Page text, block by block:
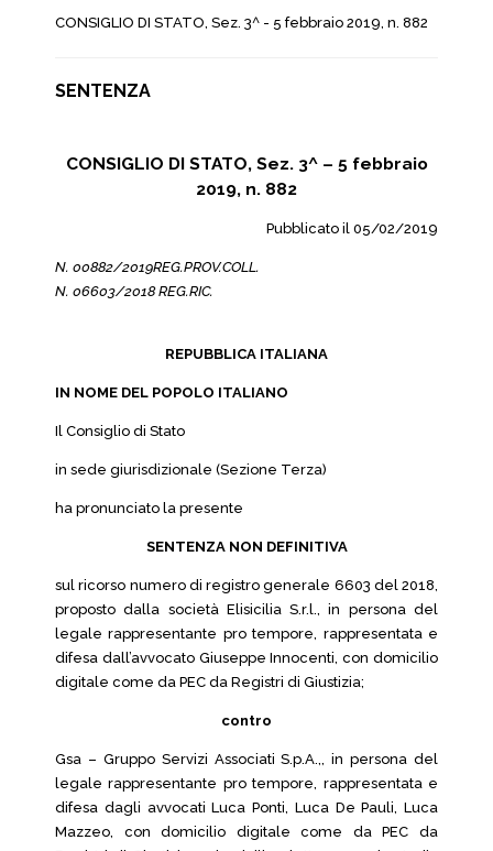
CONSIGLIO DI STATO, Sez. 3^ - 5 febbraio 2019, n. 882
SENTENZA
CONSIGLIO DI STATO, Sez. 3^ – 5 febbraio
2019, n. 882
Pubblicato il 05/02/2019
N. 00882/2019REG.PROV.COLL.
N. 06603/2018 REG.RIC.
REPUBBLICA ITALIANA
IN NOME DEL POPOLO ITALIANO
Il Consiglio di Stato
in sede giurisdizionale (Sezione Terza)
ha pronunciato la presente
SENTENZA NON DEFINITIVA
sul ricorso numero di registro generale 6603 del 2018,
proposto dalla società Elisicilia S.r.l., in persona del
legale rappresentante pro tempore, rappresentata e
difesa dall’avvocato Giuseppe Innocenti, con domicilio
digitale come da PEC da Registri di Giustizia;
contro
Gsa – Gruppo Servizi Associati S.p.A.,, in persona del
legale rappresentante pro tempore, rappresentata e
difesa dagli avvocati Luca Ponti, Luca De Pauli, Luca
Mazzeo, con domicilio digitale come da PEC da